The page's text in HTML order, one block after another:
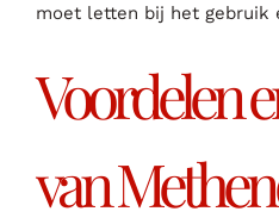
moet letten bij het gebruik
Voordelen
van